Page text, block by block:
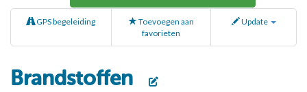
GPS begeleiding
Toevoegen aan
favorieten
Update
Brandstoffen